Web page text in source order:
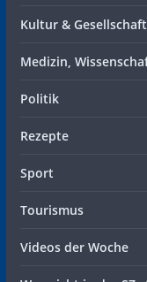
Kultur & Gesellschaft
Medizin,
Politik
Rezepte
Sport
Tourismus
Videos der Woche